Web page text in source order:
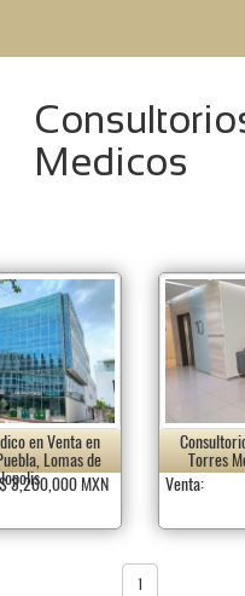
Medicos
en Venta en
Lomas de
$ 3,200,000 MXN
Torres
Venta:
1